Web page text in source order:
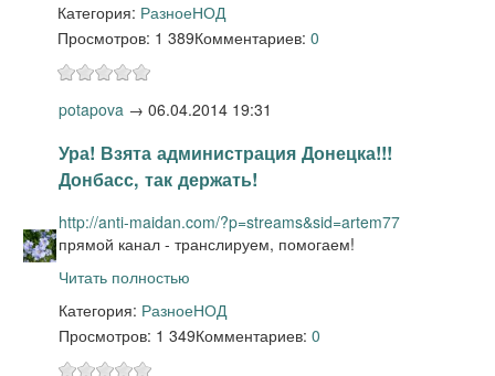
Категория: РазноеНОД
Просмотров: 1 389Комментариев: 0
potapova → 06.04.2014 19:31
Ура! Взята администрация Донецка!!!
Донбасс, так держать!
http://anti-maidan.com/?p=streams&sid=artem77
прямой канал - транслируем, помогаем!
Читать полностью
Категория: РазноеНОД
Просмотров: 1 349Комментариев: 0